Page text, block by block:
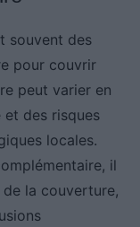
souvent des
pour couvrir
peut varier en
des risques
locales.
il
la couverture,